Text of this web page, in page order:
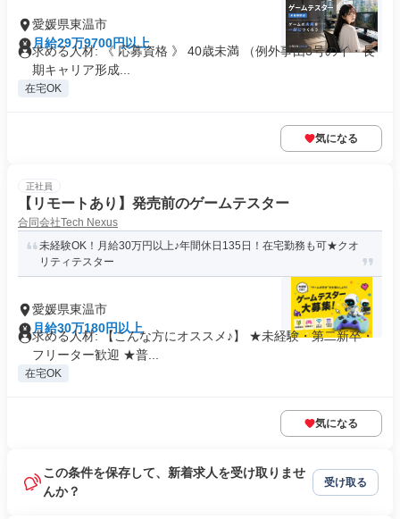
愛媛県東温市
月給29万9700円以上
求める人材: 《 応募資格 》 40歳未満 （例外事由3号のイ・長
期キャリア形成...
在宅OK
気になる
正社員
【リモートあり】発売前のゲームテスター
合同会社Tech Nexus
未経験OK！月給30万円以上♪年間休日135日！在宅勤務も可★クオ
リティテスター
愛媛県東温市
月給30万180円以上
求める人材: 【こんな方にオススメ♪】 ★未経験・第二新卒・
フリーター歓迎 ★普...
在宅OK
気になる
この条件を保存して、新着求人を受け取りませ
んか？
受け取る